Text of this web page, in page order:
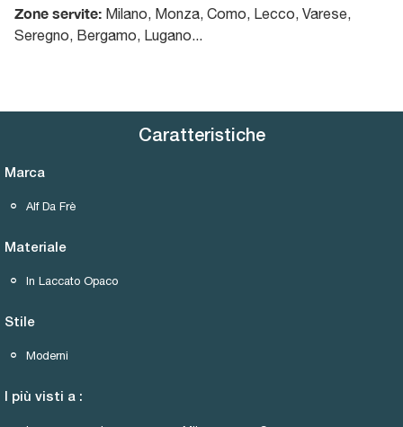
Zone servite: Milano, Monza, Como, Lecco, Varese,
Seregno, Bergamo, Lugano...
Caratteristiche
Marca
Alf Da Frè
Materiale
In Laccato Opaco
Stile
Moderni
I più visti a :